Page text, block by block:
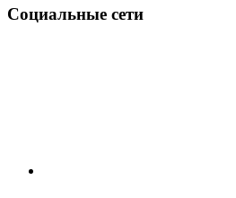
Социальные сети